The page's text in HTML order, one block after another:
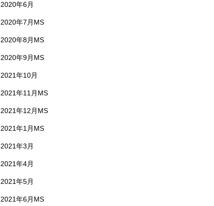
2020年6月
2020年7月MS
2020年8月MS
2020年9月MS
2021年10月
2021年11月MS
2021年12月MS
2021年1月MS
2021年3月
2021年4月
2021年5月
2021年6月MS